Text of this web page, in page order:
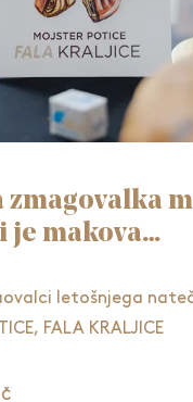
zmagovalka
je makova
letošnjega
FALA KRALJICE